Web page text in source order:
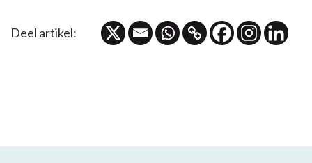
Deel artikel: